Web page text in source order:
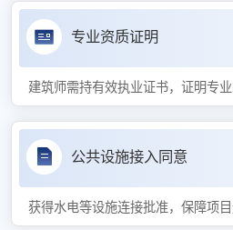
专业资质证明
建筑师需持有效执业证书，证明专业
公共设施接入同意
获得水电等设施连接批准，保障项目